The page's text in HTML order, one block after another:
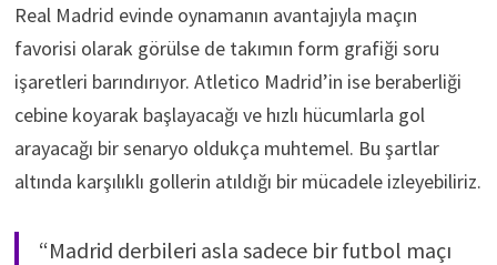
Real Madrid evinde oynamanın avantajıyla maçın
favorisi olarak görülse de takımın form grafiği soru
işaretleri barındırıyor. Atletico Madrid’in ise beraberliği
cebine koyarak başlayacağı ve hızlı hücumlarla gol
arayacağı bir senaryo oldukça muhtemel. Bu şartlar
altında karşılıklı gollerin atıldığı bir mücadele izleyebiliriz.
“Madrid derbileri asla sadece bir futbol maçı